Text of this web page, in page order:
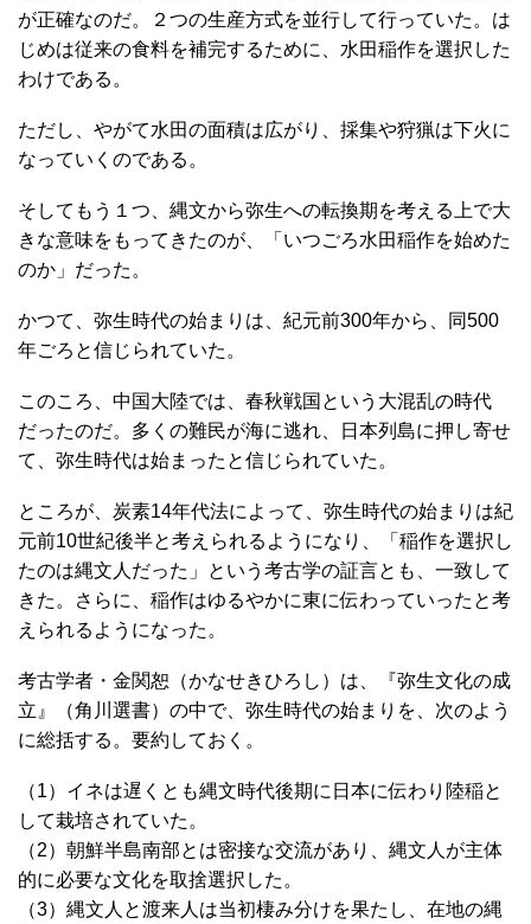
が正確なのだ。２つの生産方式を並行して行っていた。は
じめは従来の食料を補完するために、水田稲作を選択した
わけである。
ただし、やがて水田の面積は広がり、採集や狩猟は下火に
なっていくのである。
そしてもう１つ、縄文から弥生への転換期を考える上で大
きな意味をもってきたのが、「いつごろ水田稲作を始めた
のか」だった。
かつて、弥生時代の始まりは、紀元前300年から、同500
年ごろと信じられていた。
このころ、中国大陸では、春秋戦国という大混乱の時代
だったのだ。多くの難民が海に逃れ、日本列島に押し寄せ
て、弥生時代は始まったと信じられていた。
ところが、炭素14年代法によって、弥生時代の始まりは紀
元前10世紀後半と考えられるようになり、「稲作を選択し
たのは縄文人だった」という考古学の証言とも、一致して
きた。さらに、稲作はゆるやかに東に伝わっていったと考
えられるようになった。
考古学者・金関恕（かなせきひろし）は、『弥生文化の成
立』（角川選書）の中で、弥生時代の始まりを、次のよう
に総括する。要約しておく。
（1）イネは遅くとも縄文時代後期に日本に伝わり陸稲と
して栽培されていた。
（2）朝鮮半島南部とは密接な交流があり、縄文人が主体
的に必要な文化を取捨選択した。
（3）縄文人と渡来人は当初棲み分けを果たし、在地の縄